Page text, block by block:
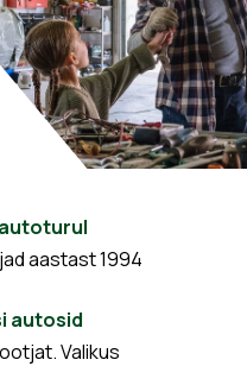
aastast 1994
autosid
Valikus